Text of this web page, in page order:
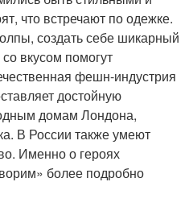
что встречают по одежке.
создать себе шикарный
вкусом помогут
фешн-индустрия
достойную
домам Лондона,
В России также умеют
Именно о героях
более подробно